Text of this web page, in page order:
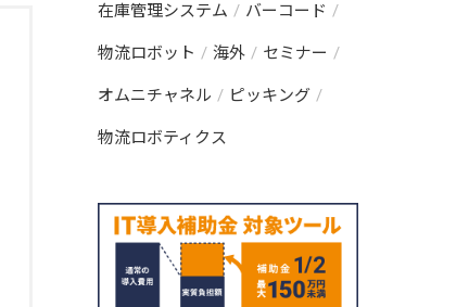
在庫管理システム バーコード
物流ロボット 海外 セミナー
オムニチャネル ピッキング
物流ロボティクス